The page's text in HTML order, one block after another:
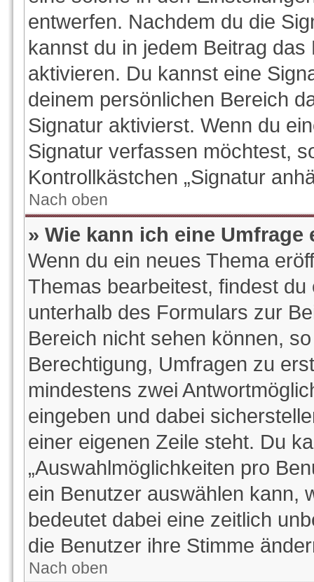
entwerfen. Nachdem du die
kannst du in jedem Beitrag das
aktivieren. Du kannst eine
deinem persönlichen Bereich
Signatur aktivierst. Wenn du
Signatur verfassen möchtest,
Kontrollkästchen „Signatur
Nach oben
» Wie kann ich eine Umfrage
Wenn du ein neues Thema
Themas bearbeitest, findest du
unterhalb des Formulars zur
Bereich nicht sehen können,
Berechtigung, Umfragen zu
mindestens zwei
eingeben und dabei
einer eigenen Zeile steht. Du
„Auswahlmöglichkeiten pro
ein Benutzer auswählen kann,
bedeutet dabei eine zeitlich
die Benutzer ihre Stimme
Nach oben